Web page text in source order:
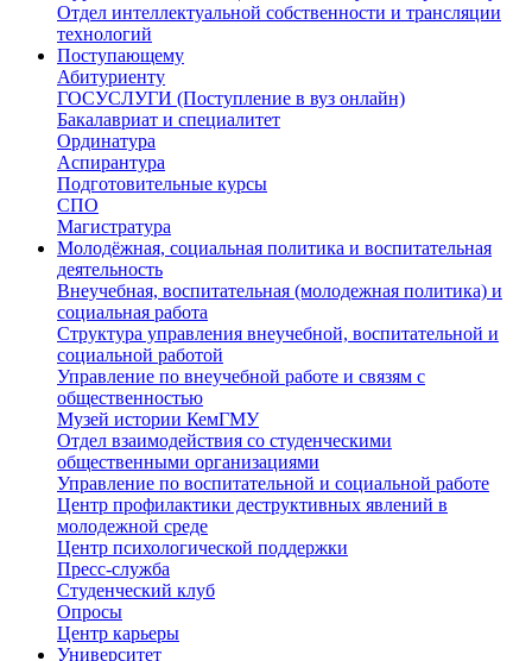
Отдел интеллектуальной собственности и трансляции
технологий
Поступающему
Абитуриенту
ГОСУСЛУГИ (Поступление в вуз онлайн)
Бакалавриат и специалитет
Ординатура
Аспирантура
Подготовительные курсы
СПО
Магистратура
Молодёжная, социальная политика и воспитательная
деятельность
Внеучебная, воспитательная (молодежная политика) и
социальная работа
Структура управления внеучебной, воспитательной и
социальной работой
Управление по внеучебной работе и связям с
общественностью
Музей истории КемГМУ
Отдел взаимодействия со студенческими
общественными организациями
Управление по воспитательной и социальной работе
Центр профилактики деструктивных явлений в
молодежной среде
Центр психологической поддержки
Пресс-служба
Студенческий клуб
Опросы
Центр карьеры
Университет